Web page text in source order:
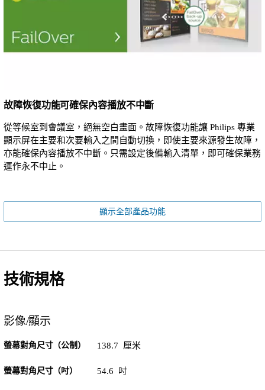
故障恢復功能可確保內容播放不中斷
從等候室到會議室，絕無空白畫面。故障恢復功能讓 Philips 專業
顯示屏在主要和次要輸入之間自動切換，即使主要來源發生故障，
亦能確保內容播放不中斷。只需設定後備輸入清單，即可確保業務
運作永不中止。
顯示全部產品功能
技術規格
影像/顯示
螢幕對角尺寸（公制） 138.7 厘米
螢幕對角尺寸（吋） 54.6 吋